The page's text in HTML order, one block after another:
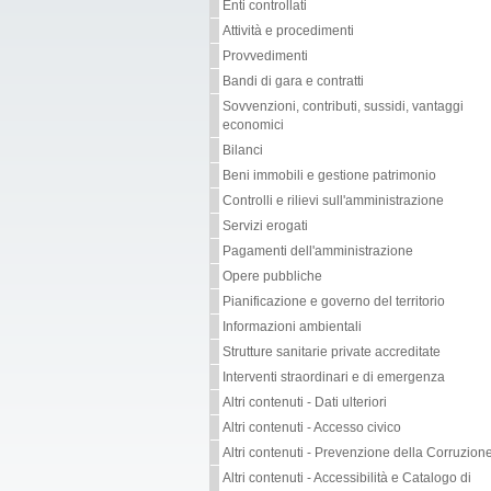
Enti controllati
Attività e procedimenti
Provvedimenti
Bandi di gara e contratti
Sovvenzioni, contributi, sussidi, vantaggi
economici
Bilanci
Beni immobili e gestione patrimonio
Controlli e rilievi sull'amministrazione
Servizi erogati
Pagamenti dell'amministrazione
Opere pubbliche
Pianificazione e governo del territorio
Informazioni ambientali
Strutture sanitarie private accreditate
Interventi straordinari e di emergenza
Altri contenuti - Dati ulteriori
Altri contenuti - Accesso civico
Altri contenuti - Prevenzione della
Altri contenuti - Accessibilità e Catalogo di